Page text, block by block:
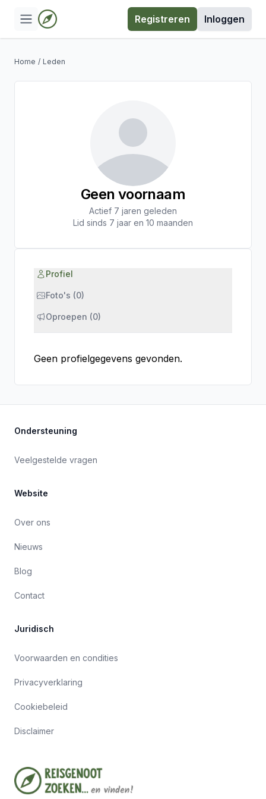
Registreren Inloggen
Home / Leden
Geen voornaam
Actief 7 jaren geleden
Lid sinds 7 jaar en 10 maanden
Profiel
Foto's (0)
Oproepen (0)
Geen profielgegevens gevonden.
Ondersteuning
Veelgestelde vragen
Website
Over ons
Nieuws
Blog
Contact
Juridisch
Voorwaarden en condities
Privacyverklaring
Cookiebeleid
Disclaimer